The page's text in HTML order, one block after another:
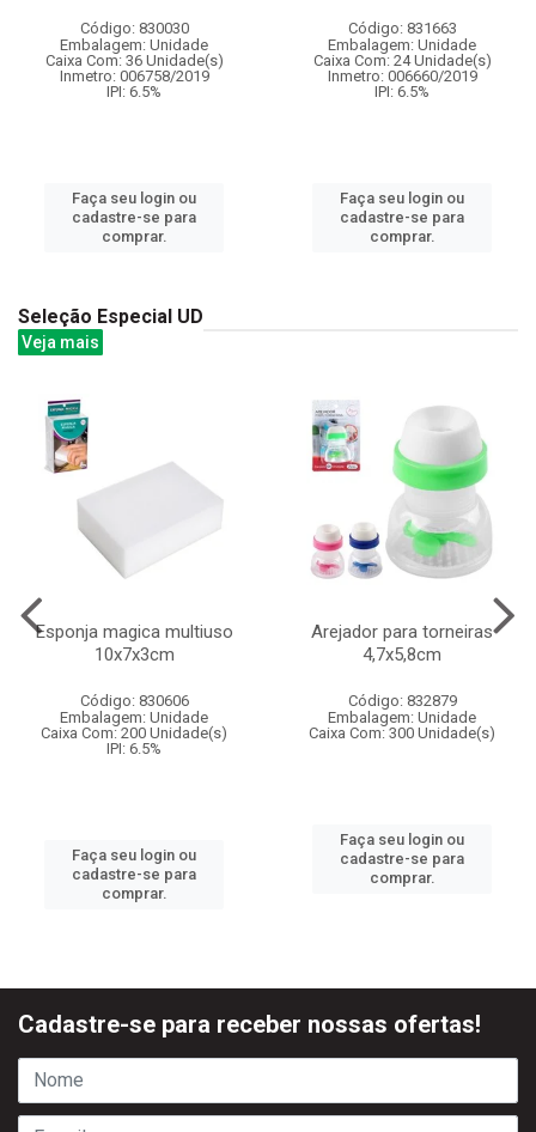
Código: 830030
Embalagem: Unidade
Caixa Com: 36 Unidade(s)
Inmetro: 006758/2019
IPI: 6.5%
Faça seu login ou
cadastre-se para
comprar.
Código: 831663
Embalagem: Unidade
Caixa Com: 24 Unidade(s)
Inmetro: 006660/2019
IPI: 6.5%
Faça seu login ou
cadastre-se para
comprar.
Seleção Especial UD
Veja mais
Esponja magica multiuso
10x7x3cm
Código: 830606
Embalagem: Unidade
Caixa Com: 200 Unidade(s)
IPI: 6.5%
Faça seu login ou
cadastre-se para
comprar.
Arejador para torneiras
4,7x5,8cm
Código: 832879
Embalagem: Unidade
Caixa Com: 300 Unidade(s)
Faça seu login ou
cadastre-se para
comprar.
Cadastre-se para receber nossas ofertas!